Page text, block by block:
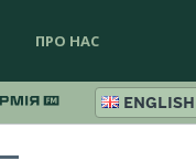
ПРО НАС
ENGLISH